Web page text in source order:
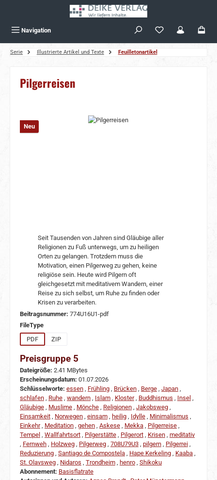
Navigation
Serie Illustrierte Artikel und Texte Feuilletonartikel
Pilgerreisen
Bildergalerie überspringen
Neu
Seit Tausenden von Jahren sind Gläubige aller
Religionen zu Fuß unterwegs, um zu heiligen
Orten zu gelangen. Trotzdem muss die
Motivation, einen Pilgerweg zu gehen, keine
religiöse sein. Heute wird Pilgern oft
gleichgesetzt mit meditativem Wandern, einer
Reise zu sich selbst, um Ruhe zu finden oder
Krisen zu verarbeiten.
Beitragsnummer: 774U16U1-pdf
FileTypeauswählen
PDF
ZIP
Preisgruppe 5
Dateigröße: 2.41 MBytes
Erscheinungsdatum: 01.07.2026
Schlüsselworte: essen , Frühling , Brücken , Berge , Japan ,
schlafen , Ruhe , wandern , Islam , Kloster, Buddhismus , Insel ,
Gläubige , Muslime , Mönche , Religionen , Jakobsweg ,
Einsamkeit , Norwegen , einsam , heilig , Idylle , Minimalismus ,
Einkehr, Meditation , gehen , Askese , Mekka , Pilgerreise ,
Tempel , Wallfahrtsort , Pilgerstätte , Pilgerort , Krisen , meditativ
, Fernweh , Holzweg , Pilgerweg , 708U79U3 , pilgern , Pilgerrei ,
Reduzierung , Santiago de Compostela , Hape Kerkeling , Kaaba ,
St. Olavsweg , Nidaros , Trondheim , henro , Shikoku
Abonnement: Basisflatrate